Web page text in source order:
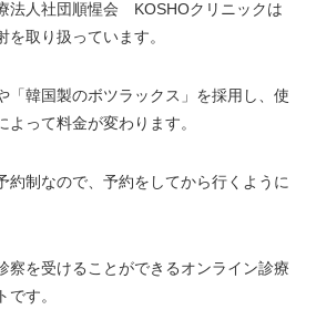
法人社団順惺会 KOSHOクリニックは
取り扱っています。
「韓国製のボツラックス」を採用し、使
よって料金が変わります。
約制なので、予約をしてから行くように
察を受けることができるオンライン診療
す。